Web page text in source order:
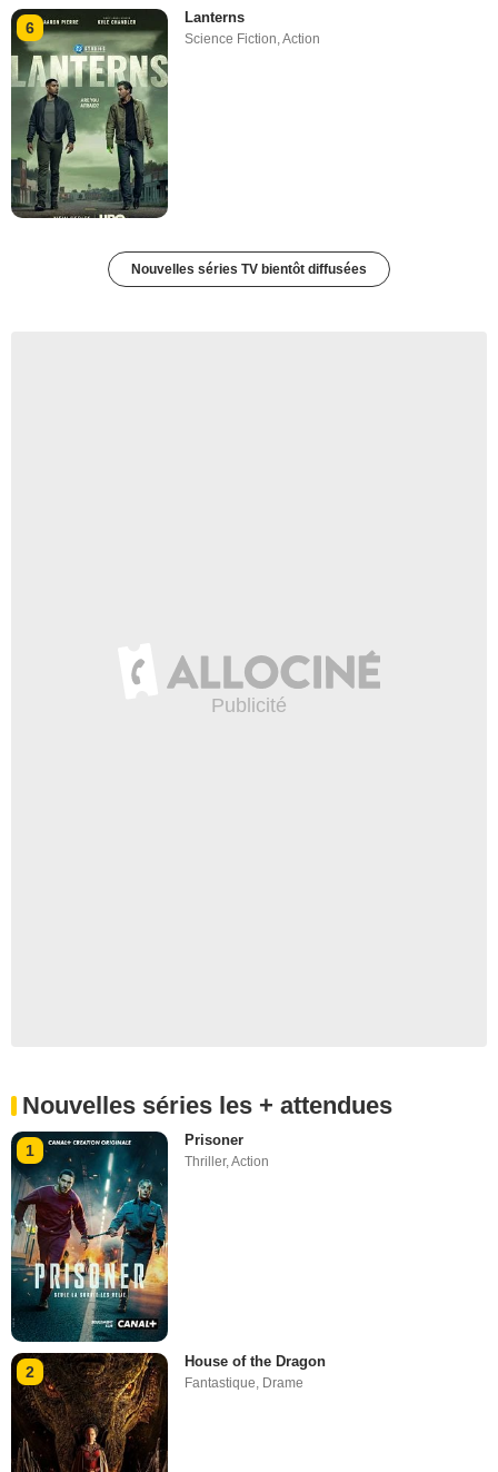
6
Lanterns
Science Fiction,Action
Nouvelles séries TV bientôt diffusées
Nouvelles séries les + attendues
1
Prisoner
Thriller,Action
2
House of the Dragon
Fantastique Drame